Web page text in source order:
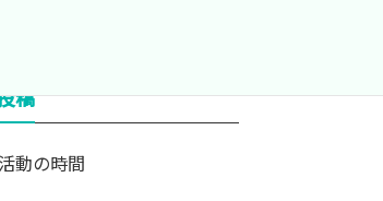
稿
動の時間